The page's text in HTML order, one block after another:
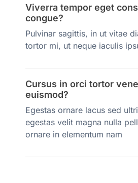
Viverra tempor eget
congue?
Pulvinar sagittis, in ut vitae
tortor mi, ut neque iaculis
Cursus in orci tortor
euismod?
Egestas ornare lacus sed
egestas velit magna nulla
ornare in elementum nam